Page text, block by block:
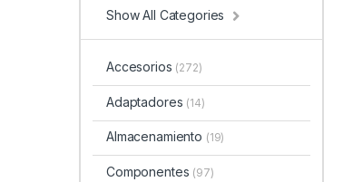
Show All Categories
Accesorios (272)
Adaptadores (14)
Almacenamiento (19)
Componentes (97)